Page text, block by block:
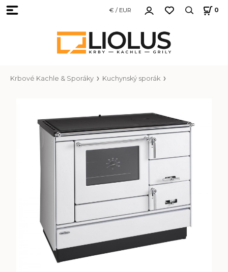
€ / EUR 0
Krbové Kachle & Sporáky Kuchynský sporák